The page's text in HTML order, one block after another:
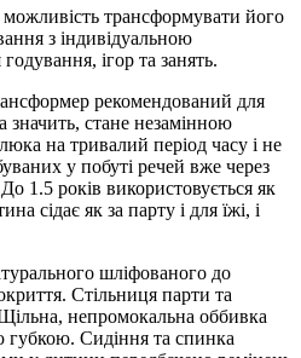
трансформувати його
з індивідуальною
ігор та занять.
рекомендований для
значить, стане незамінною
на тривалий період часу і не
у побуті речей вже через
1.5 років використовується як
сідає як за парту і для їжі, і
шліфованого до
Стільниця парти та
непромокальна оббивка
губкою. Сидіння та спинка